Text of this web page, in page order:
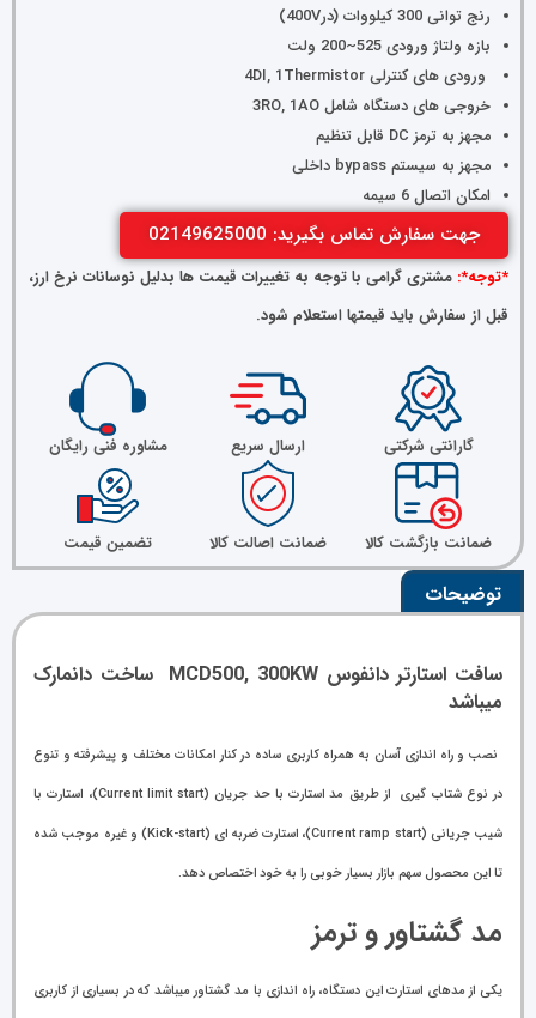
رنج توانی 300 کیلووات (در400V)
بازه ولتاژ ورودی 525~200 ولت
ورودی های کنترلی 4DI, 1Thermistor
خروجی های دستگاه شامل 3RO, 1AO
مجهز به ترمز DC قابل تنظیم
مجهز به سیستم bypass داخلی
امکان اتصال 6 سیمه
جهت سفارش تماس بگیرید: 02149625000
*توجه*: مشتری گرامی با توجه به تغییرات قیمت ها بدلیل نوسانات نرخ ارز،
قبل از سفارش باید قیمتها استعلام شود.
گارانتی شرکتی ارسال سریع مشاوره فنی رایگان
ضمانت بازگشت کالا ضمانت اصالت کالا تضمین قیمت
توضیحات
سافت استارتر دانفوس MCD500, 300KW ساخت دانمارک
میباشد
نصب و راه اندازی آسان به همراه کاربری ساده در کنار امکانات مختلف و پیشرفته و تنوع
در نوع شتاب گیری از طریق مد استارت با حد جریان (Current limit start)، استارت با
شیب جریانی (Current ramp start)، استارت ضربه ای (Kick-start) و غیره موجب شده
تا این محصول سهم بازار بسیار خوبی را به خود اختصاص دهد.
مد گشتاور و ترمز
یکی از مدهای استارت این دستگاه، راه اندازی با مد گشتاور میباشد که در بسیاری از کاربری